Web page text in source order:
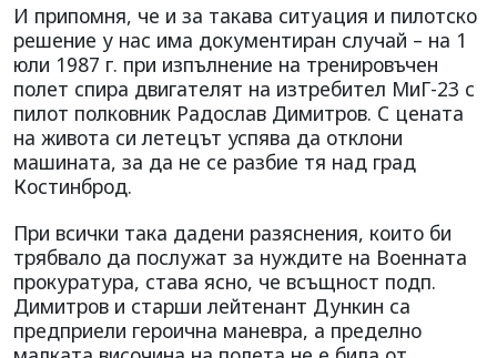
И припомня, че и за такава ситуация и пилотско
решение у нас има документиран случай – на 1
юли 1987 г. при изпълнение на тренировъчен
полет спира двигателят на изтребител МиГ-23 с
пилот полковник Радослав Димитров. С цената
на живота си летецът успява да отклони
машината, за да не се разбие тя над град
Костинброд.
При всички така дадени разяснения, които би
трябвало да послужат за нуждите на Военната
прокуратура, става ясно, че всъщност подп.
Димитров и старши лейтенант Дункин са
предприели героична маневра, а пределно